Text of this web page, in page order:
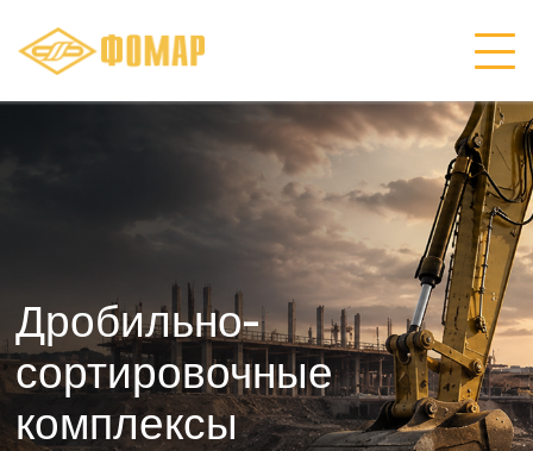
Дробильно-
сортировочные
комплексы